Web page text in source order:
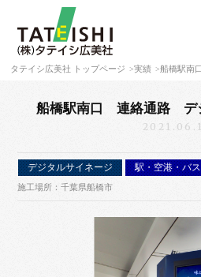
タテイシ広美社 トップページ 実績 船橋駅南
船橋駅南口 連絡通路 デ
デジタルサイネージ 駅・空港・バ
施工場所：千葉県船橋市